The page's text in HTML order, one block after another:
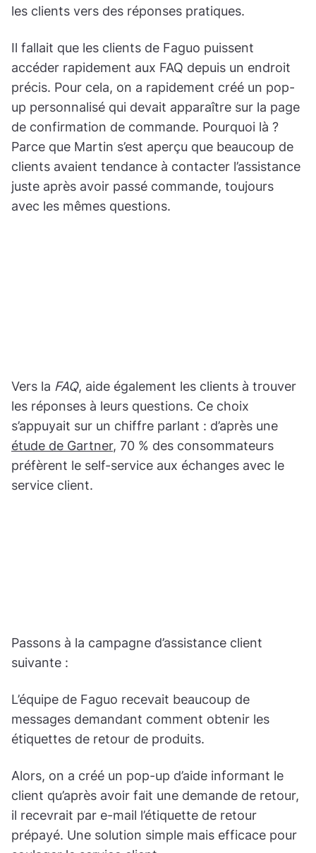
les clients vers des réponses pratiques.
Il fallait que les clients de Faguo puissent
accéder rapidement aux FAQ depuis un endroit
précis. Pour cela, on a rapidement créé un pop-
up personnalisé qui devait apparaître sur la page
de confirmation de commande. Pourquoi là ?
Parce que Martin s’est aperçu que beaucoup de
clients avaient tendance à contacter l’assistance
juste après avoir passé commande, toujours
avec les mêmes questions.
Vers la FAQ, aide également les clients à trouver
les réponses à leurs questions. Ce choix
s’appuyait sur un chiffre parlant : d’après une
étude de Gartner, 70 % des consommateurs
préfèrent le self-service aux échanges avec le
service client.
Passons à la campagne d’assistance client
suivante :
L’équipe de Faguo recevait beaucoup de
messages demandant comment obtenir les
étiquettes de retour de produits.
Alors, on a créé un pop-up d’aide informant le
client qu’après avoir fait une demande de retour,
il recevrait par e-mail l’étiquette de retour
prépayé. Une solution simple mais efficace pour